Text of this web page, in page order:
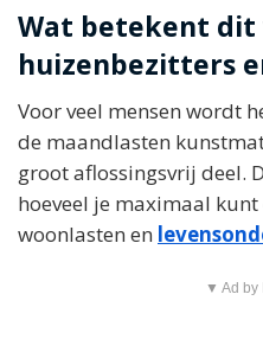
Wat betekent dit
huizenbezitters
Voor veel mensen wordt
de maandlasten
groot aflossingsvrij deel.
hoeveel je maximaal
woonlasten en
▼ Ad by